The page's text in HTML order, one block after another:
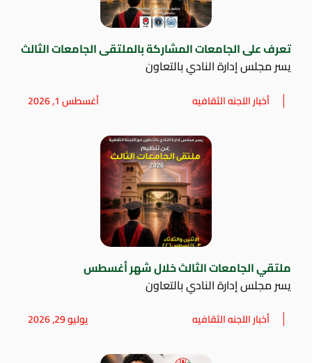
تعرف على الجامعات المشاركة بالملتقى الجامعات الثالث
يسر مجلس إدارة النادي بالتعاون
أخبار اللجنه الثقافيه أغسطس 1, 2026
ملتقي الجامعات الثالث خلال شهر أغسطس
يسر مجلس إدارة النادي بالتعاون
أخبار اللجنه الثقافيه يوليو 29, 2026